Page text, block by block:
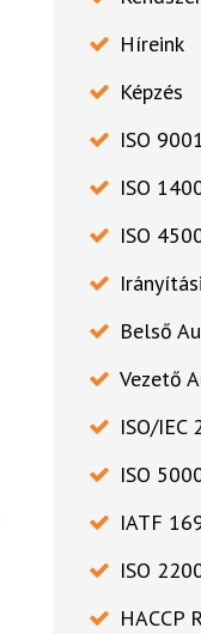
Híreink
Képzés
ISO
ISO
ISO
Belső
Vezető
ISO/IEC
ISO
IATF
ISO
HACCP